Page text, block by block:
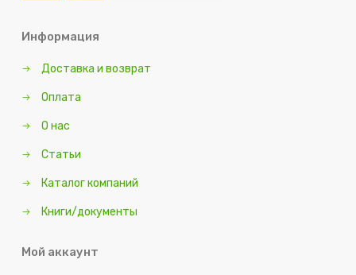
Информация
Доставка и возврат
Оплата
О нас
Статьи
Каталог компаний
Книги/документы
Мой аккаунт